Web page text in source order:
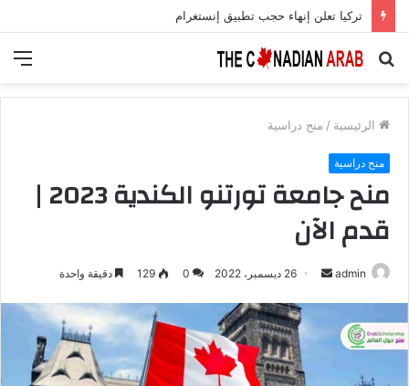
تركيا تعلن إنهاء حجب تطبيق إنستغرام
بحث
الرئيسية / منح دراسية
منح دراسية
منح جامعة تورتنو الكندية 2023 |
قدم الآن
admin
أرسل
إلكترونيا
26 ديسمبر، 2022 0
129 دقيقة واحدة